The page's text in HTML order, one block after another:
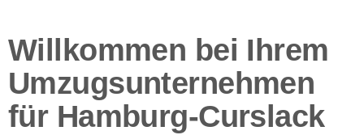
Willkommen bei Ihrem
Umzugsunternehmen
für Hamburg-Curslack